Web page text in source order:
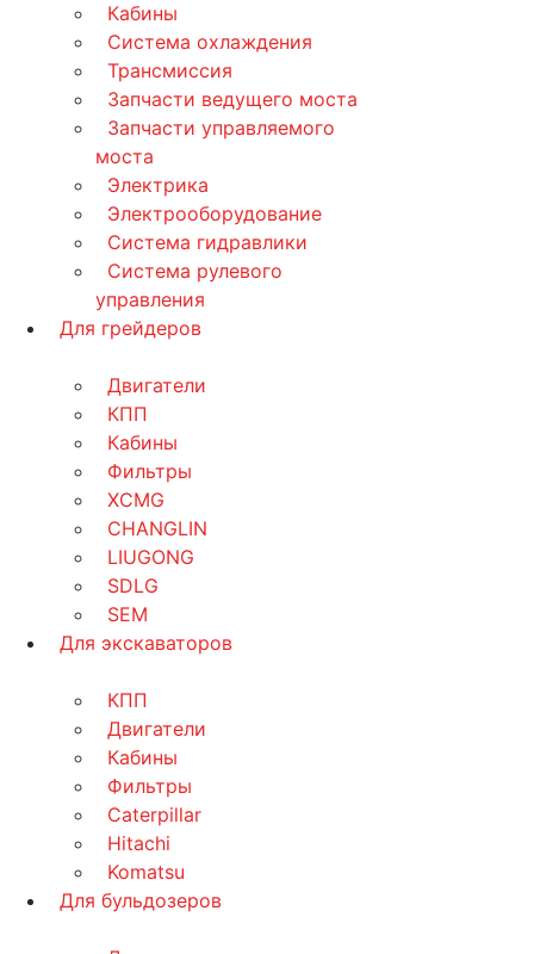
Кабины
Система охлаждения
Трансмиссия
Запчасти ведущего моста
Запчасти управляемого
моста
Электрика
Электрооборудование
Система гидравлики
Система рулевого
управления
Для грейдеров
Двигатели
КПП
Кабины
Фильтры
XCMG
CHANGLIN
LIUGONG
SDLG
SEM
Для экскаваторов
КПП
Двигатели
Кабины
Фильтры
Caterpillar
Hitachi
Komatsu
Для бульдозеров